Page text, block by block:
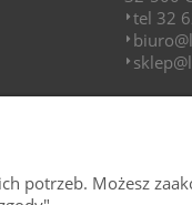
tel 32
pon.-
potrzeb. Możesz